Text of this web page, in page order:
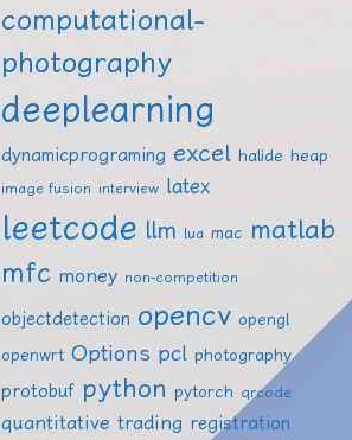
computational-
photography
deeplearning
dynamicprograming excel halide heap
image fusion interview latex
leetcode llm lua mac matlab
mfc money non-competition
objectdetection opencv opengl
openwrt Options pcl photography
protobuf python pytorch qrcode
quantitative trading registration